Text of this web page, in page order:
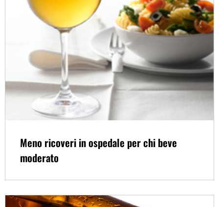
Meno ricoveri in ospedale per chi beve
moderato